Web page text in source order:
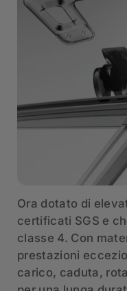
Ora dotato di
certificati SGS e
classe 4. Con
prestazioni
carico, caduta,